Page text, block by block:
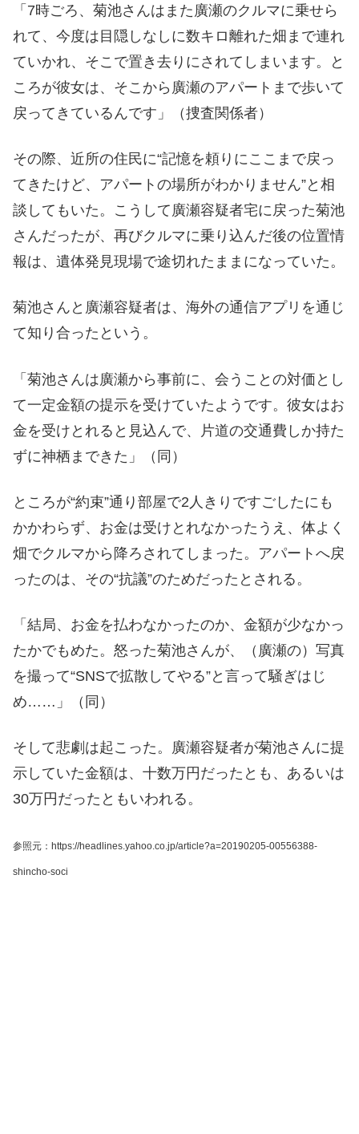
「7時ごろ、菊池さんはまた廣瀬のクルマに乗せら
れて、今度は目隠しなしに数キロ離れた畑まで連れ
ていかれ、そこで置き去りにされてしまいます。と
ころが彼女は、そこから廣瀬のアパートまで歩いて
戻ってきているんです」（捜査関係者）
その際、近所の住民に“記憶を頼りにここまで戻っ
てきたけど、アパートの場所がわかりません”と相
談してもいた。こうして廣瀬容疑者宅に戻った菊池
さんだったが、再びクルマに乗り込んだ後の位置情
報は、遺体発見現場で途切れたままになっていた。
菊池さんと廣瀬容疑者は、海外の通信アプリを通じ
て知り合ったという。
「菊池さんは廣瀬から事前に、会うことの対価とし
て一定金額の提示を受けていたようです。彼女はお
金を受けとれると見込んで、片道の交通費しか持た
ずに神栖まできた」（同）
ところが“約束”通り部屋で2人きりですごしたにも
かかわらず、お金は受けとれなかったうえ、体よく
畑でクルマから降ろされてしまった。アパートへ戻
ったのは、その“抗議”のためだったとされる。
「結局、お金を払わなかったのか、金額が少なかっ
たかでもめた。怒った菊池さんが、（廣瀬の）写真
を撮って“SNSで拡散してやる”と言って騒ぎはじ
め……」（同）
そして悲劇は起こった。廣瀬容疑者が菊池さんに提
示していた金額は、十数万円だったとも、あるいは
30万円だったともいわれる。
参照元：https://headlines.yahoo.co.jp/article?a=20190205-00556388-
shincho-soci